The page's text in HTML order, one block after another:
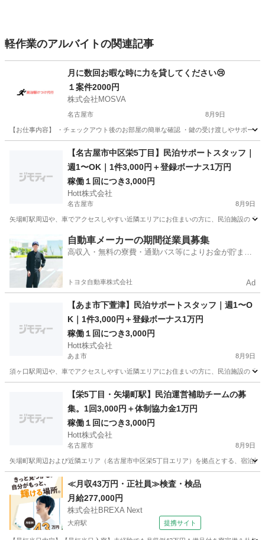
軽作業のアルバイトの関連記事
月に数回お暇な時に力を貸してください😢
１案件2000円
株式会社MOSVA
名古屋市 8月9日
【お仕事内容】 ・チェックアウト後のお部屋の簡単な確認 ・鍵の受け渡しやサポー
軽作業 近隣
【名古屋市中区栄5丁目】民泊サポートスタッフ｜
週1〜OK｜1件3,000円＋登録ボーナス1万円
稼働１回につき3,000円
Hott株式会社
名古屋市 8月9日
矢場町駅周辺や、車でアクセスしやすい近隣エリアにお住まいの方に、民泊施設の「
その他 スタッフ
自動車メーカーの期間従業員募集
高収入・無料の寮費・通勤バス等によりお金が貯まり
トヨタ自動車株式会社 Ad
【あま市下萱津】民泊サポートスタッフ｜週1〜O
K｜1件3,000円＋登録ボーナス1万円
稼働１回につき3,000円
Hott株式会社
あま市 8月9日
須ヶ口駅周辺や、車でアクセスしやすい近隣エリアにお住まいの方に、民泊施設の「
その他 スタッフ
【栄5丁目・矢場町駅】民泊運営補助チームの募
集。1回3,000円＋体制協力金1万円
稼働１回につき3,000円
Hott株式会社
名古屋市 8月9日
矢場町駅周辺および近隣エリア（名古屋市中区栄5丁目エリア）を拠点とする、宿泊
愛知 名古屋市 その他 宿泊施設
≪月収43万円・正社員≫検査・検品
月給277,000円
株式会社BREXA Next
大府駅 提携サイト